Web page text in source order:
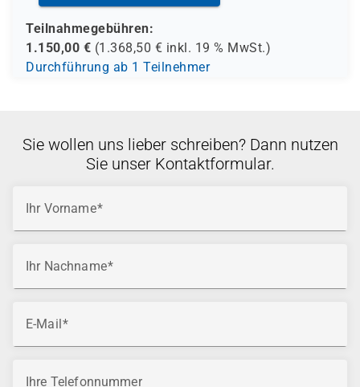
Teilnahmegebühren:
1.150,00 € (1.368,50 € inkl. 19 % MwSt.)
Durchführung ab 1 Teilnehmer
Sie wollen uns lieber schreiben? Dann nutzen
Sie unser Kontaktformular.
Ihr Vorname
Ihr Nachname
E-Mail
Ihre Telefonnummer